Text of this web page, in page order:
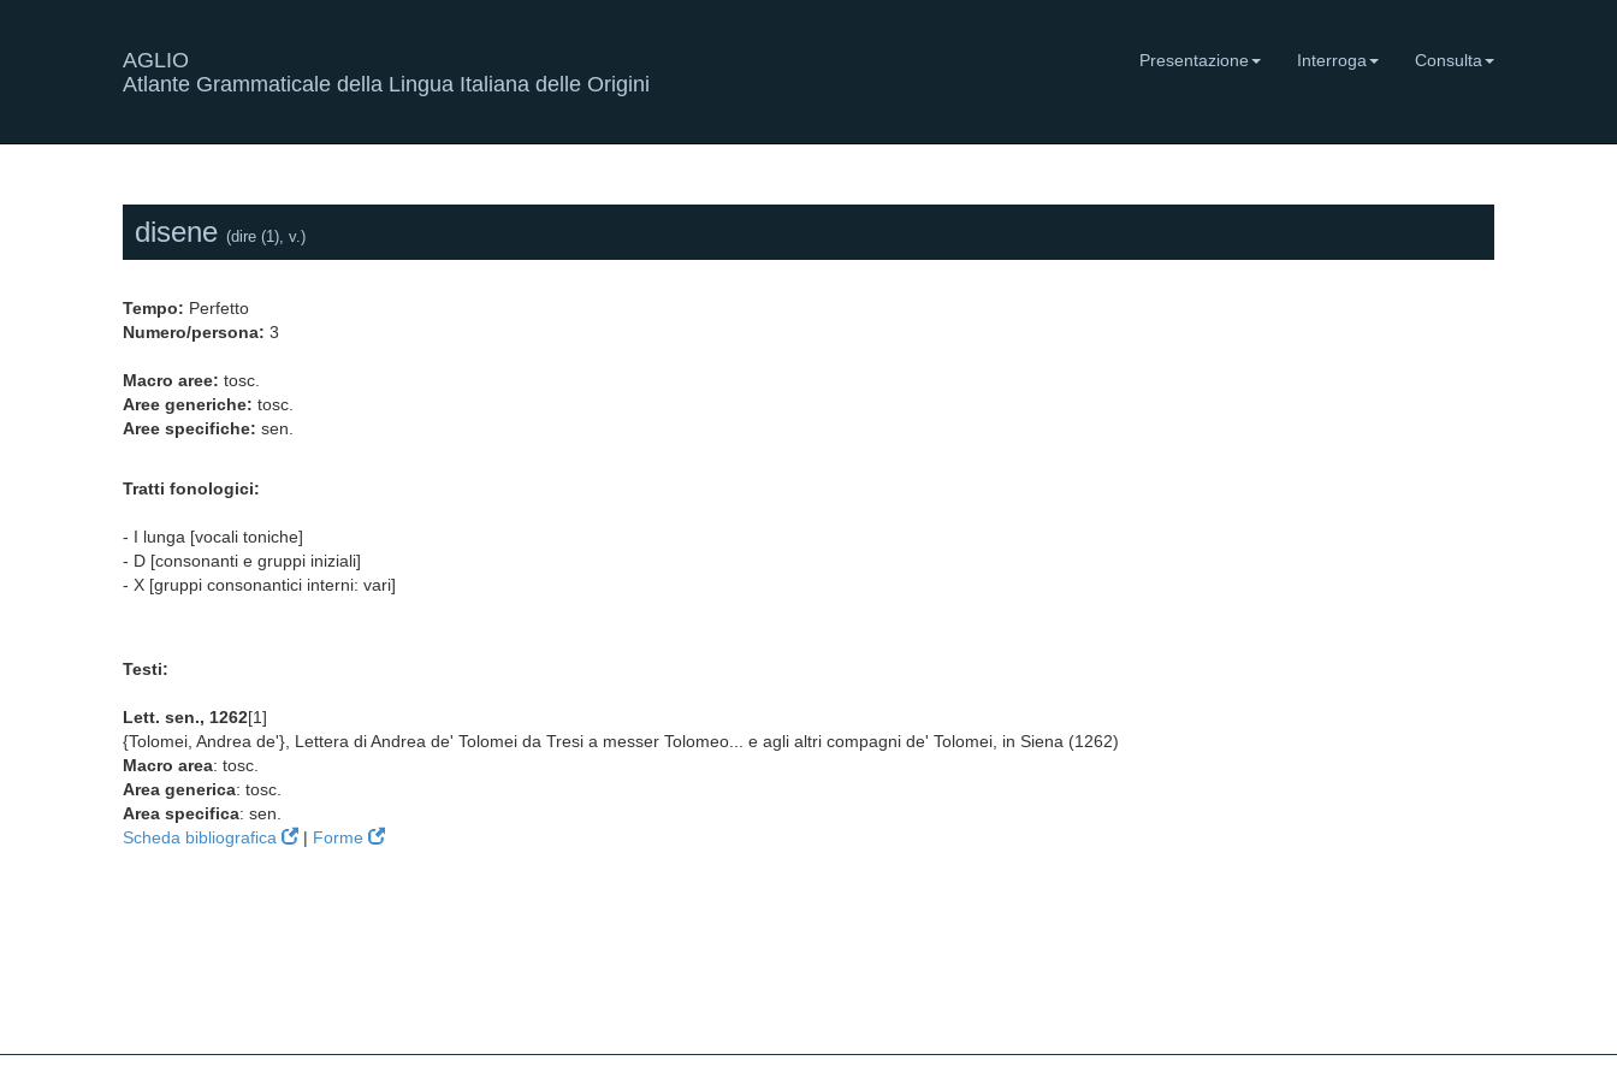
AGLIO
Atlante Grammaticale della Lingua Italiana delle Origini
Presentazione Interroga Consulta
disene (dire (1), v.)
Tempo: Perfetto
Numero/persona: 3
Macro aree: tosc.
Aree generiche: tosc.
Aree specifiche: sen.
Tratti fonologici:
- I lunga [vocali toniche]
- D [consonanti e gruppi iniziali]
- X [gruppi consonantici interni: vari]
Testi:
Lett. sen., 1262[1]
{Tolomei, Andrea de'}, Lettera di Andrea de' Tolomei da Tresi a messer Tolomeo... e agli altri compagni de' Tolomei, in Siena (1262)
Macro area: tosc.
Area generica: tosc.
Area specifica: sen.
Scheda bibliografica
| Forme